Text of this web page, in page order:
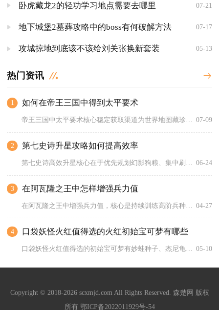
卧虎藏龙2的轻功学习地点需要去哪里 07-21
地下城堡2墓葬攻略中的boss有何破解方法 07-17
攻城掠地到底该不该给刘关张换新套装 05-13
热门资讯
1 如何在帝王三国中得到太平要术
帝王三国中太平要术核心稳定获取渠道为世界地图藏珍阁寻宝，搭配... 07-09
2 第七史诗升星攻略如何提高效率
06-24
3 在阿瓦隆之王中怎样增强兵力值
04-27
4 口袋妖怪火红值得选的火红初始宝可梦有哪些
05-10
Copyright © 2018-2026 scxmjd.com All Rights Reserved. 森楚网 版权
所有 鄂ICP备2022011929号-54